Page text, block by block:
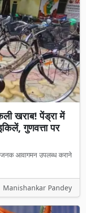
खराब! पेंड्रा में
गुणवत्ता पर
आवागमन उपलब्ध कराने
Manishankar Pandey